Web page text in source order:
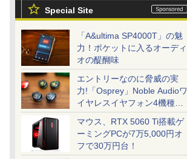
Special Site
「A&ultima SP4000T」の魅
力！ポケットに入るオーディ
オの醍醐味
エントリーなのに脅威の実
力!「Osprey」Noble Audioワ
イヤレスイヤフォン4機種を
一気に聴く
マウス、RTX 5060 Ti搭載ゲ
ーミングPCが7万5,000円オ
フで30万円台！